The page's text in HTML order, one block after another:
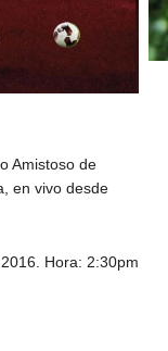
Amistoso de
en vivo desde
Hora: 2:30pm